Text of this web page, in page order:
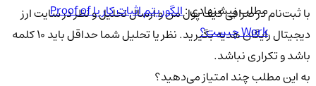
مطلب پیشنهادی :
الگوریتم اثبات کار یا Proof of
Work چیست؟
با ثبت‌نام در صرافی کیف پول من و ارسال تحلیل و نظر در سایت ارز
دیجیتال رایگان هدیه بگیرید. نظر یا تحلیل شما حداقل باید ۱۰ کلمه
باشد و تکراری نباشد.
به این مطلب چند امتیاز می‌دهید؟